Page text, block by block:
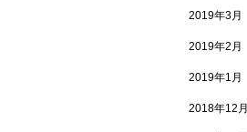
2019年3月
2019年2月
2019年1月
2018年12月